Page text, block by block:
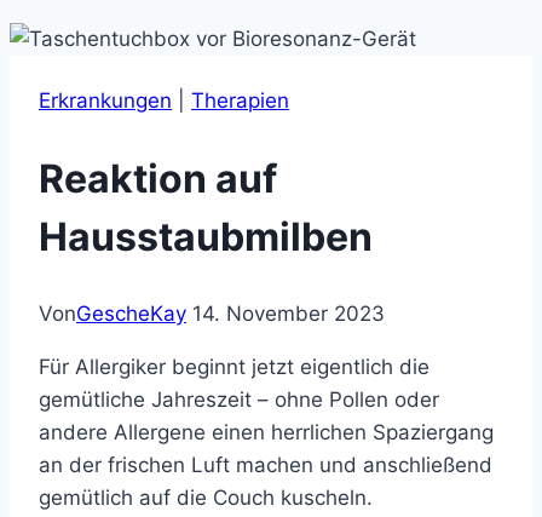
Erkrankungen Therapien
Reaktion auf
Hausstaubmilben
VonGescheKay 14. November 2023
Für Allergiker beginnt jetzt eigentlich die
gemütliche Jahreszeit – ohne Pollen oder
andere Allergene einen herrlichen Spaziergang
an der frischen Luft machen und anschließend
gemütlich auf die Couch kuscheln.